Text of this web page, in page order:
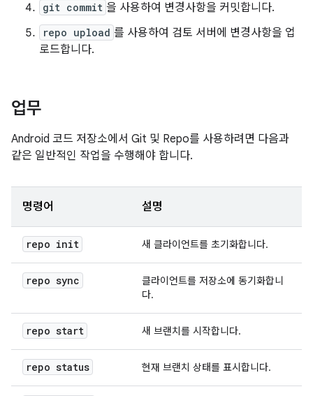
git commit 을 사용하여 변경사항을 커밋합니다.
repo upload 를 사용하여 검토 서버에 변경사항을 업
로드합니다.
업무
Android 코드 저장소에서 Git 및 Repo를 사용하려면 다음과
같은 일반적인 작업을 수행해야 합니다.
명령어 설명
repo init 새 클라이언트를 초기화합니다.
repo sync
클라이언트를 저장소에 동기화합니
다.
repo start 새 브랜치를 시작합니다.
repo status 현재 브랜치 상태를 표시합니다.